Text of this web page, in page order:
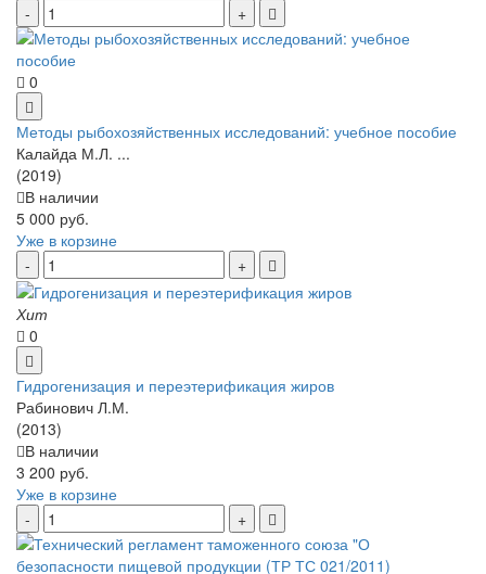
0
Методы рыбохозяйственных исследований: учебное пособие
Калайда М.Л. ...
(2019)
В наличии
5 000 руб.
Уже в корзине
Хит
0
Гидрогенизация и переэтерификация жиров
Рабинович Л.М.
(2013)
В наличии
3 200 руб.
Уже в корзине